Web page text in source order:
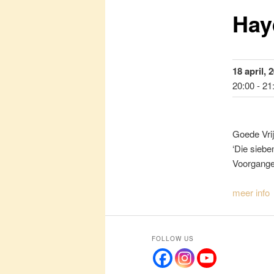
18 april,
20:00 -
Goede
‘Die
meer info
FOLLOW US